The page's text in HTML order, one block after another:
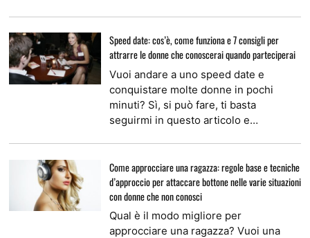
Speed date: cos’è, come funziona e 7 consigli per
attrarre le donne che conoscerai quando parteciperai
Vuoi andare a uno speed date e
conquistare molte donne in pochi
minuti? Sì, si può fare, ti basta
seguirmi in questo articolo e…
Come approcciare una ragazza: regole base e tecniche
d’approccio per attaccare bottone nelle varie situazioni
con donne che non conosci
Qual è il modo migliore per
approcciare una ragazza? Vuoi una